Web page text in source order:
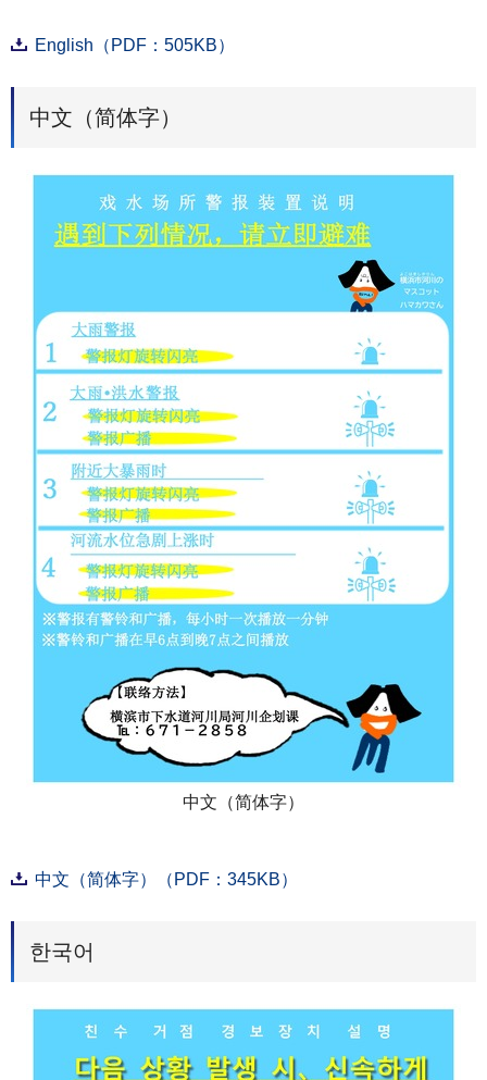
English（PDF：505KB）
中文（简体字）
中文（简体字）
中文（简体字）（PDF：345KB）
한국어